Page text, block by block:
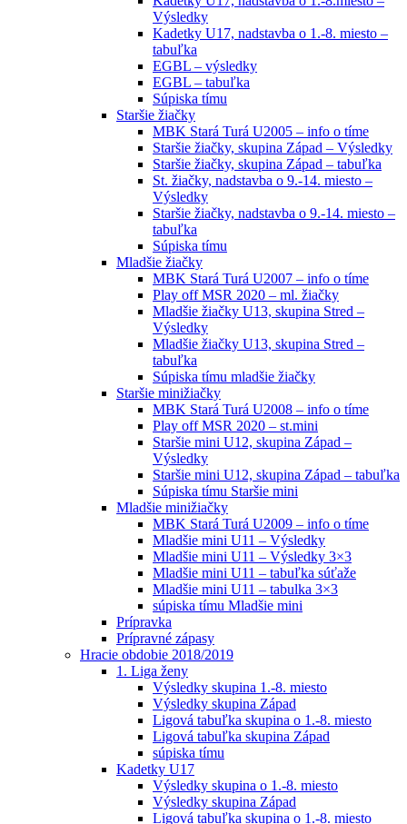
Výsledky
Kadetky U17, nadstavba o 1.-8. miesto –
tabuľka
EGBL – výsledky
EGBL – tabuľka
Súpiska tímu
Staršie žiačky
MBK Stará Turá U2005 – info o tíme
Staršie žiačky, skupina Západ – Výsledky
Staršie žiačky, skupina Západ – tabuľka
St. žiačky, nadstavba o 9.-14. miesto –
Výsledky
Staršie žiačky, nadstavba o 9.-14. miesto –
tabuľka
Súpiska tímu
Mladšie žiačky
MBK Stará Turá U2007 – info o tíme
Play off MSR 2020 – ml. žiačky
Mladšie žiačky U13, skupina Stred –
Výsledky
Mladšie žiačky U13, skupina Stred –
tabuľka
Súpiska tímu mladšie žiačky
Staršie minižiačky
MBK Stará Turá U2008 – info o tíme
Play off MSR 2020 – st.mini
Staršie mini U12, skupina Západ –
Výsledky
Staršie mini U12, skupina Západ – tabuľka
Súpiska tímu Staršie mini
Mladšie minižiačky
MBK Stará Turá U2009 – info o tíme
Mladšie mini U11 – Výsledky
Mladšie mini U11 – Výsledky 3×3
Mladšie mini U11 – tabuľka súťaže
Mladšie mini U11 – tabulka 3×3
súpiska tímu Mladšie mini
Prípravka
Prípravné zápasy
Hracie obdobie 2018/2019
1. Liga ženy
Výsledky skupina 1.-8. miesto
Výsledky skupina Západ
Ligová tabuľka skupina o 1.-8. miesto
Ligová tabuľka skupina Západ
súpiska tímu
Kadetky U17
Výsledky skupina o 1.-8. miesto
Výsledky skupina Západ
Ligová tabuľka skupina o 1.-8. miesto